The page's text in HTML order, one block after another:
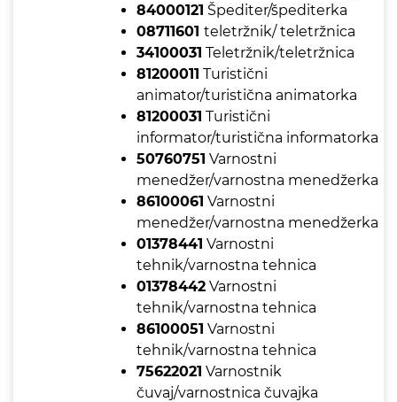
84000121 Špediter/špediterka
08711601 teletržnik/ teletržnica
34100031 Teletržnik/teletržnica
81200011 Turistični
animator/turistična animatorka
81200031 Turistični
informator/turistična informatorka
50760751 Varnostni
menedžer/varnostna menedžerka
86100061 Varnostni
menedžer/varnostna menedžerka
01378441 Varnostni
tehnik/varnostna tehnica
01378442 Varnostni
tehnik/varnostna tehnica
86100051 Varnostni
tehnik/varnostna tehnica
75622021 Varnostnik
čuvaj/varnostnica čuvajka